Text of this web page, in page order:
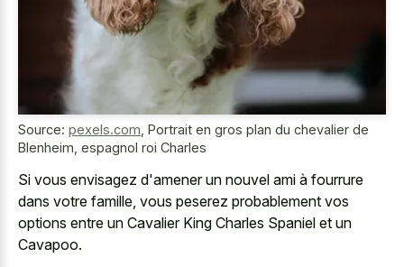
Source: pexels.com Portrait en gros plan du chevalier de
Blenheim, espagnol roi Charles
Si vous envisagez d'amener un nouvel ami à fourrure
dans votre famille, vous peserez probablement vos
options entre un Cavalier King Charles Spaniel et un
Cavapoo.